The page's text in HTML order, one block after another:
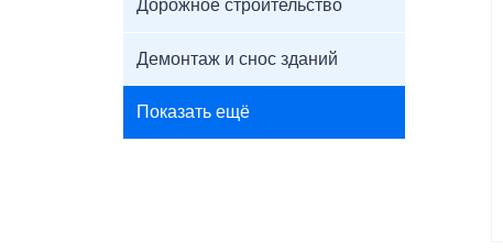
Дорожное строительство
Демонтаж и снос зданий
Показать ещё